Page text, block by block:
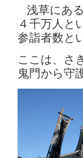
浅草にあ
４千万人と
参詣者数と
ここは、さ
鬼門から守